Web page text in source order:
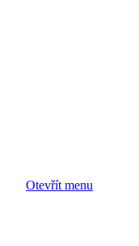
Otevřít menu